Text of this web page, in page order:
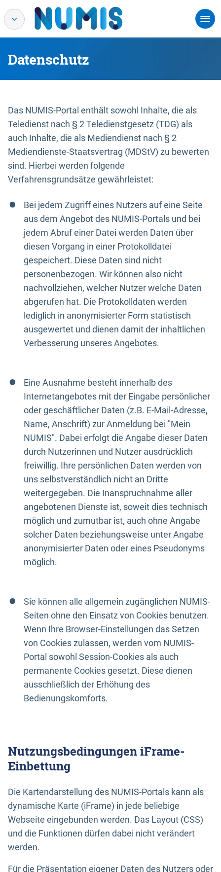
Datenschutz
Das NUMIS-Portal enthält sowohl Inhalte, die als
Teledienst nach § 2 Teledienstgesetz (TDG) als
auch Inhalte, die als Mediendienst nach § 2
Mediendienste-Staatsvertrag (MDStV) zu bewerten
sind. Hierbei werden folgende
Verfahrensgrundsätze gewährleistet:
Bei jedem Zugriff eines Nutzers auf eine Seite
aus dem Angebot des NUMIS-Portals und bei
jedem Abruf einer Datei werden Daten über
diesen Vorgang in einer Protokolldatei
gespeichert. Diese Daten sind nicht
personenbezogen. Wir können also nicht
nachvollziehen, welcher Nutzer welche Daten
abgerufen hat. Die Protokolldaten werden
lediglich in anonymisierter Form statistisch
ausgewertet und dienen damit der inhaltlichen
Verbesserung unseres Angebotes.
Eine Ausnahme besteht innerhalb des
Internetangebotes mit der Eingabe persönlicher
oder geschäftlicher Daten (z.B. E-Mail-Adresse,
Name, Anschrift) zur Anmeldung bei "Mein
NUMIS". Dabei erfolgt die Angabe dieser Daten
durch Nutzerinnen und Nutzer ausdrücklich
freiwillig. Ihre persönlichen Daten werden von
uns selbstverständlich nicht an Dritte
weitergegeben. Die Inanspruchnahme aller
angebotenen Dienste ist, soweit dies technisch
möglich und zumutbar ist, auch ohne Angabe
solcher Daten beziehungsweise unter Angabe
anonymisierter Daten oder eines Pseudonyms
möglich.
Sie können alle allgemein zugänglichen NUMIS-
Seiten ohne den Einsatz von Cookies benutzen.
Wenn Ihre Browser-Einstellungen das Setzen
von Cookies zulassen, werden vom NUMIS-
Portal sowohl Session-Cookies als auch
permanente Cookies gesetzt. Diese dienen
ausschließlich der Erhöhung des
Bedienungskomforts.
Nutzungsbedingungen iFrame-
Einbettung
Die Kartendarstellung des NUMIS-Portals kann als
dynamische Karte (iFrame) in jede beliebige
Webseite eingebunden werden. Das Layout (CSS)
und die Funktionen dürfen dabei nicht verändert
werden.
Für die Präsentation eigener Daten des Nutzers oder